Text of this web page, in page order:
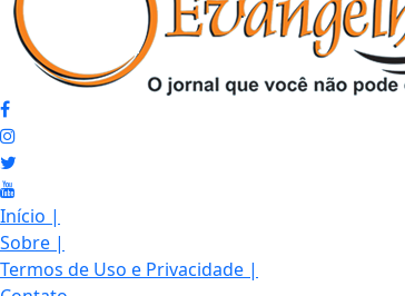
Início |
Sobre |
Termos de Uso e Privacidade |